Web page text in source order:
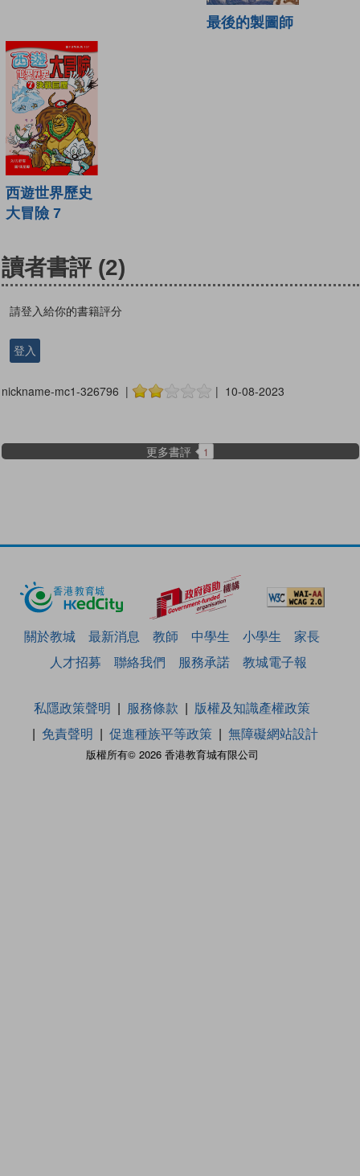
最後的製圖師
西遊世界歷史
大冒險 7
讀者書評 (2)
請登入給你的書籍評分
登入
nickname-mc1-326796 | | 10-08-2023
更多書評 1
關於教城 最新消息 教師 中學生 小學生
家長
人才招募
聯絡我們 服務承諾 教城電子報
版權所有© 2026 香港教育城有限公司
私隱政策聲明 服務條款
版權及知識產權政策
免責聲明
促進種族平等政策 無障礙網站設計